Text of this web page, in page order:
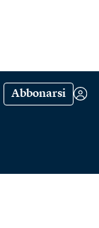
Abbonarsi